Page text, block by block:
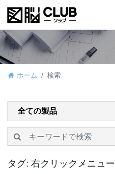
ホーム 検索
検索
タグ: 右クリックメニュー